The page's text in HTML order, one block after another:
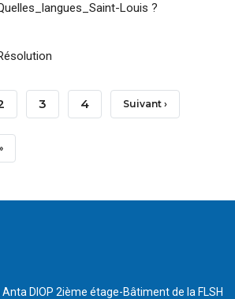
Louis ?
Page
3 Page
4 Page
Suivant ›
DIOP 2ième étage-Bâtiment de la FLSH